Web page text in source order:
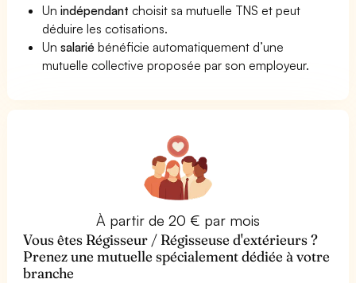
Unindépendant choisit sa mutuelle TNS et peut
déduire les cotisations.
Unsalarié bénéficie automatiquement d’une
mutuelle collective proposée par son employeur.
À partir de 20 € par mois
Vous êtes Régisseur / Régisseuse d'extérieurs ?
Prenez une mutuelle spécialement dédiée à votre
branche